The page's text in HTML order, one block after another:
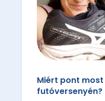
Miért pont
futóversenyén?